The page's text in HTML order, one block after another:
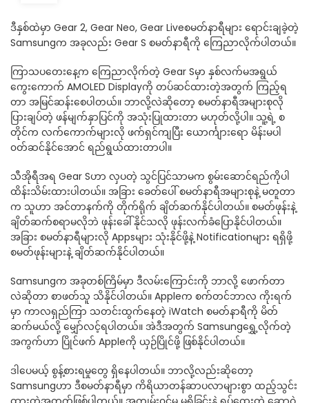
ဒီနှစ်ထဲမှာ Gear 2, Gear Neo, Gear Liveစမတ်နာရီများ ရောင်းချခဲ့တဲ့
Samsungက အခုလည်း Gear S စမတ်နာရီကို ကြေညာလိုက်ပါတယ်။
ကြာသပတေးနေ့က ကြေညာလိုက်တဲ့ Gear Sမှာ နှစ်လက်မအရွယ်
ကွေးကောက် AMOLED Displayကို တပ်ဆင်ထားတဲ့အတွက် ကြည့်ရ
တာ အမြင်ဆန်းစေပါတယ်။ ဘာလို့လဲဆိုတော့ စမတ်နာရီအများစုလို
ပြားချပ်တဲ့ ဖန်မျက်နှာပြင်ကို အသုံးပြုထားတာ မဟုတ်လို့ပါ။ သူ့ရဲ့ စ
တိုင်က လက်ကောက်များလို ဖက်ရှင်ကျပြီး ယောင်္ကျားရော မိန်းမပါ
၀တ်ဆင်နိုင်အောင် ရည်ရွယ်ထားတာပါ။
သီအိုရီအရ Gear Sဟာ လှပတဲ့ သွင်ပြင်သာမက စွမ်းဆောင်ရည်ကိုပါ
ထိန်းသိမ်းထားပါတယ်။ အခြား ခေတ်ပေါ် စမတ်နာရီအများစုနဲ့ မတူတာ
က သူဟာ အင်တာနက်ကို တိုက်ရိုက် ချိတ်ဆက်နိုင်ပါတယ်။ စမတ်ဖုန်းနဲ့
ချိတ်ဆက်စရာမလိုဘဲ ဖုန်းခေါ်နိုင်သလို ဖုန်းလက်ခံပြောနိုင်ပါတယ်။
အခြား စမတ်နာရီများလို Appsများ သုံးနိုင်ဖို့နဲ့ Notificationများ ရရှိဖို့
စမတ်ဖုန်းများနဲ့ ချိတ်ဆက်နိုင်ပါတယ်။
Samsungက အခုတစ်ကြိမ်မှာ ဒီလမ်းကြောင်းကို ဘာလို့ ဖောက်တာ
လဲဆိုတာ စာဖတ်သူ သိနိုင်ပါတယ်။ Appleက စက်တင်ဘာလ ကိုးရက်
မှာ ကာလရှည်ကြာ သတင်းထွက်နေတဲ့ iWatch စမတ်နာရီကို မိတ်
ဆက်မယ်လို့ မျှော်လင့်ရပါတယ်။ အဲဒီအတွက် Samsungရွှေ့လိုက်တဲ့
အကွက်ဟာ ပြိုင်ဖက် Appleကို ယှဉ်ပြိုင်ဖို့ ဖြစ်နိုင်ပါတယ်။
ဒါပေမယ့် စွန့်စားရမှုတွေ ရှိနေပါတယ်။ ဘာလို့လည်းဆိုတော့
Samsungဟာ ဒီစမတ်နာရီမှာ ကိရိယာတန်ဆာပလာများစွာ ထည့်သွင်း